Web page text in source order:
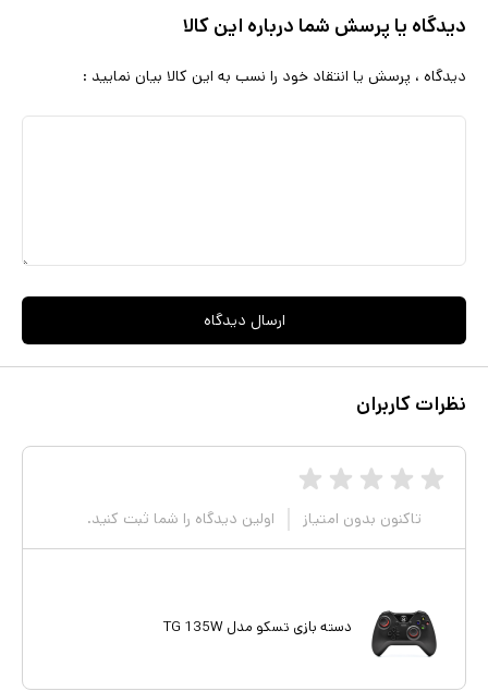
دیدگاه یا پرسش شما درباره این کالا
دیدگاه ، پرسش یا انتقاد خود را نسب به این کالا بیان نمایید :
ارسال دیدگاه
نظرات کاربران
تاکنون بدون امتیاز اولین دیدگاه را شما ثبت کنید.
دسته بازی تسکو مدل TG 135W